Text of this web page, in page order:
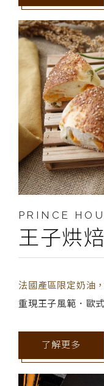
PRINCE
王子烘
法國產區限定奶油
重現王子風範．歐
了解更多